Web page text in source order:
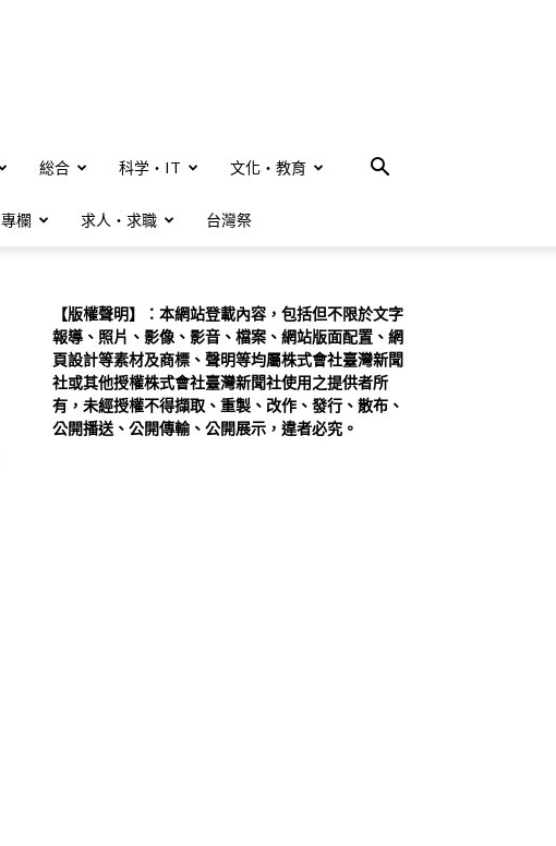
総合 科学・IT 文化・教育
專欄 求人・求職 台灣祭
【版權聲明】：本網站登載內容，包括但不限於文字
報導、照片、影像、影音、檔案、網站版面配置、網
頁設計等素材及商標、聲明等均屬株式會社臺灣新聞
社或其他授權株式會社臺灣新聞社使用之提供者所
有，未經授權不得擷取、重製、改作、發行、散布、
公開播送、公開傳輸、公開展示，違者必究。